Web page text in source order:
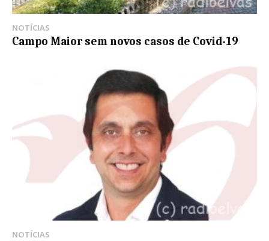
NOTÍCIAS
Campo Maior sem novos casos de Covid-19
NOTÍCIAS